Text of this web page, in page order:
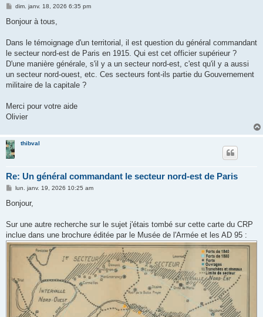
M
s
g
dim. janv. 18, 2026 6:35 pm
Bonjour à tous,
Dans le témoignage d'un territorial, il est question du général commandant
le secteur nord-est de Paris en 1915. Qui est cet officier supérieur ?
D'une manière générale, s'il y a un secteur nord-est, c'est qu'il y a aussi
un secteur nord-ouest, etc. Ces secteurs font-ils partie du Gouvernement
militaire de la capitale ?
Merci pour votre aide
Olivier
thibval
Re: Un général commandant le secteur nord-est de Paris
M
s
g
lun. janv. 19, 2026 10:25 am
Bonjour,
Sur une autre recherche sur le sujet j'étais tombé sur cette carte du CRP
inclue dans une brochure éditée par le Musée de l'Armée et les AD 95 :